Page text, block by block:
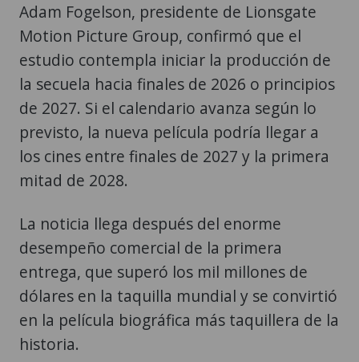
Adam Fogelson, presidente de Lionsgate
Motion Picture Group, confirmó que el
estudio contempla iniciar la producción de
la secuela hacia finales de 2026 o principios
de 2027. Si el calendario avanza según lo
previsto, la nueva película podría llegar a
los cines entre finales de 2027 y la primera
mitad de 2028.
La noticia llega después del enorme
desempeño comercial de la primera
entrega, que superó los mil millones de
dólares en la taquilla mundial y se convirtió
en la película biográfica más taquillera de la
historia.